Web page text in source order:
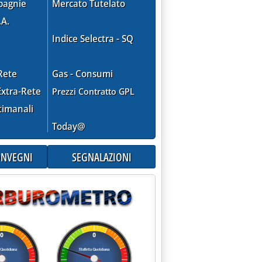
Rete
Mercato Tutelato
Indice Selectra - SQ
Gas - Consumi
Prezzi Contratto GPL
Today@
SEGNALAZIONI